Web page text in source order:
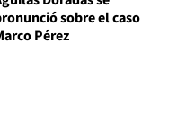
sobre el caso
Pérez